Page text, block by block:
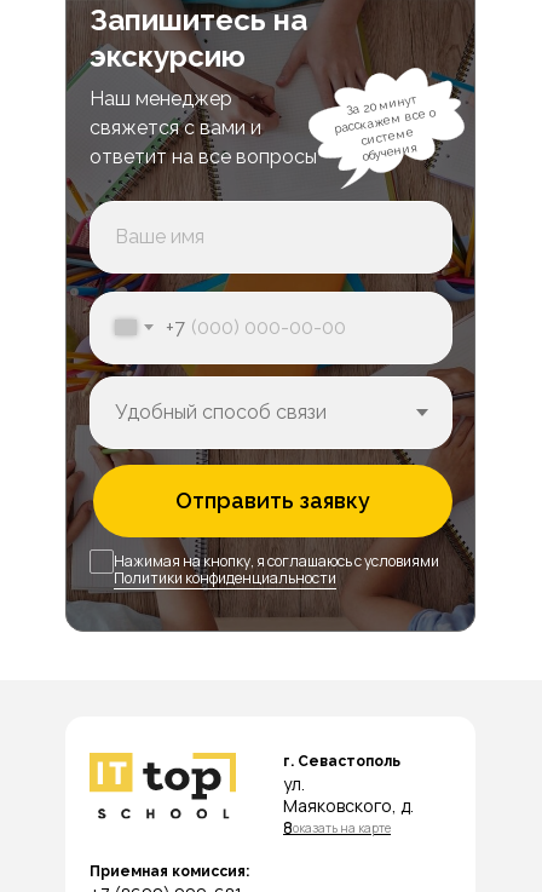
Запишитесь на
экскурсию
Наш менеджер
свяжется с вами и
ответит на все вопросы
За 20 минут
расскажем все о
системе
обучения
+7
Отправить заявку
Нажимая на кнопку, я соглашаюсь с условиями
Политики конфиденциальности
г. Севастополь
Приемная комиссия:
ул.
Маяковского, д.
8
Показать на карте